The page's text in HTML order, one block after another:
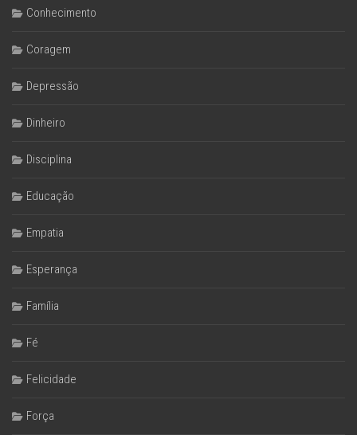
Conhecimento
Coragem
Depressão
Dinheiro
Disciplina
Educação
Empatia
Esperança
Família
Fé
Felicidade
Força